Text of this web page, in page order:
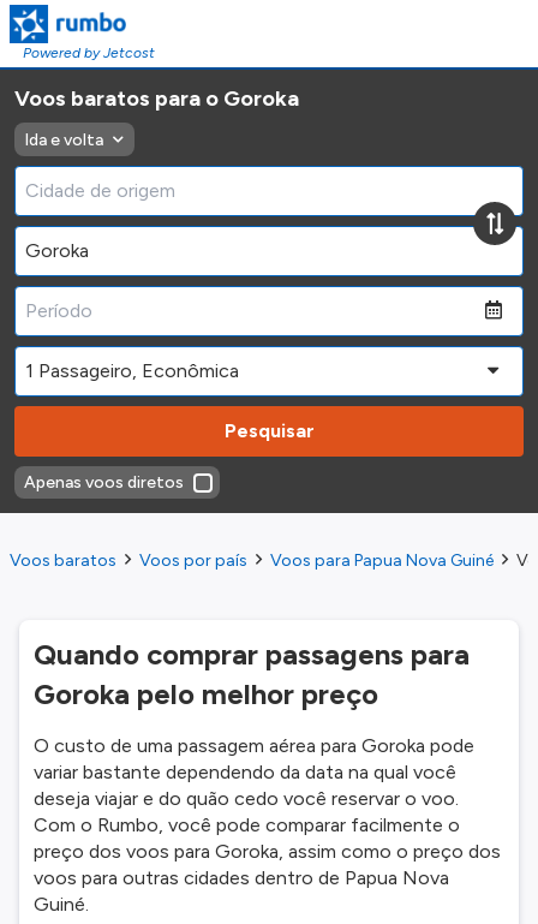
Powered by Jetcost
Voos baratos para o Goroka
Ida e volta
Pesquisar
Apenas voos diretos
Voos baratos Voos por país Voos para Papua Nova Guiné
Quando comprar passagens para
Goroka pelo melhor preço
O custo de uma passagem aérea para Goroka pode
variar bastante dependendo da data na qual você
deseja viajar e do quão cedo você reservar o voo.
Com o Rumbo, você pode comparar facilmente o
preço dos voos para Goroka, assim como o preço dos
voos para outras cidades dentro de Papua Nova
Guiné.